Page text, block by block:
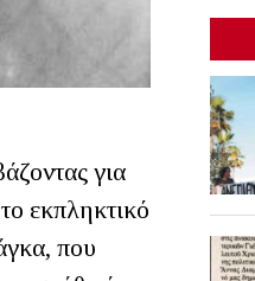
για
εκπληκτικό
που